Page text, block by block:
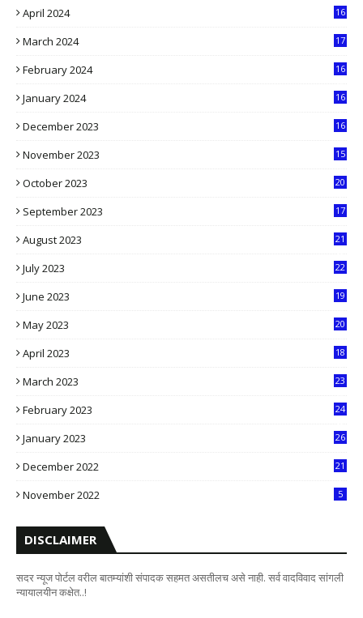
April 2024
16
March 2024
17
February 2024
16
January 2024
16
December 2023
16
November 2023
15
October 2023
20
September 2023
17
August 2023
21
July 2023
22
June 2023
19
May 2023
20
April 2023
18
March 2023
23
February 2023
24
January 2023
26
December 2022
21
November 2022 5
DISCLAIMER
सदर न्यूज पोर्टल वरील बातम्यांशी संपादक सहमत असतीलच असे नाही. सर्व वादविवाद सांगली
न्यायालयीन कक्षेत..!